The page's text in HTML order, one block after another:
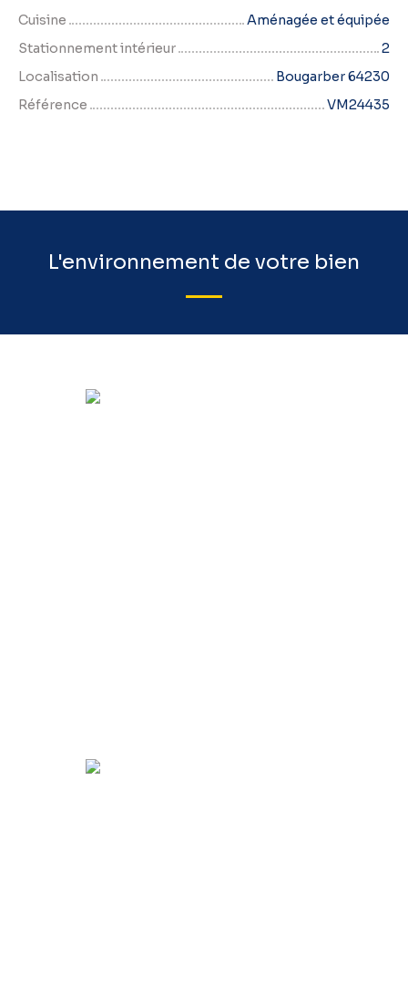
Cuisine
Aménagée et équipée
Stationnement intérieur
2
Localisation
Bougarber 64230
Référence
VM24435
L'environnement de votre bien